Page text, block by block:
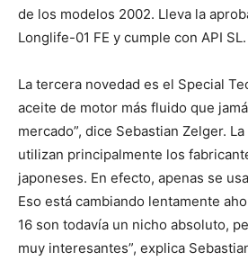
de los modelos 2002. Lleva la
Longlife-01 FE y cumple con API SL.
La tercera novedad es el Special
aceite de motor más fluido que
mercado”, dice Sebastian Zelger.
utilizan principalmente los
japoneses. En efecto, apenas se
Eso está cambiando lentamente
16 son todavía un nicho absoluto,
muy interesantes”, explica